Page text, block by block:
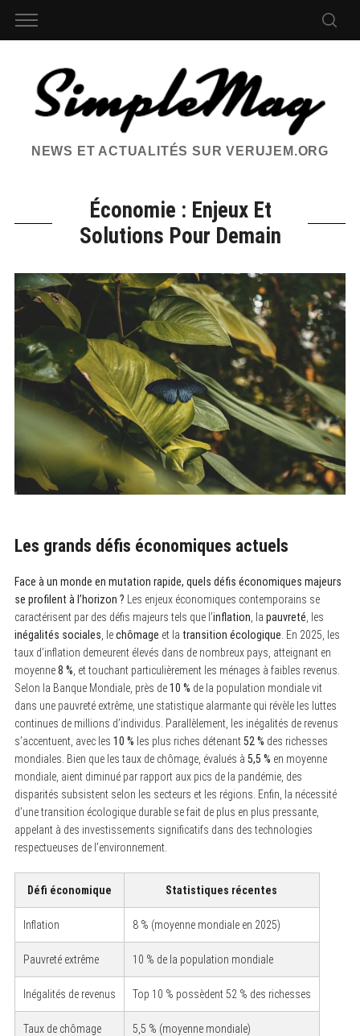
NEWS ET ACTUALITÉS SUR VERUJEM.ORG
Économie : Enjeux Et
Solutions Pour Demain
Les grands défis économiques actuels
Face à un monde en mutation rapide, quels défis économiques majeurs
se profilent à l’horizon ? Les enjeux économiques contemporains se
caractérisent par des défis majeurs tels que l’inflation , la pauvreté , les
inégalités sociales , lechômage et la transition écologique . En 2025, les
taux d’inflation demeurent élevés dans de nombreux pays, atteignant en
moyenne8 % , et touchant particulièrement les ménages à faibles revenus.
Selon la Banque Mondiale, près de10 % de la population mondiale vit
dans une pauvreté extrême, une statistique alarmante qui révèle les luttes
continues de millions d’individus. Parallèlement, les inégalités de revenus
s’accentuent, avec les 10 % les plus riches détenant52 % des richesses
mondiales. Bien que les taux de chômage, évalués à 5,5 % en moyenne
mondiale, aient diminué par rapport aux pics de la pandémie, des
disparités subsistent selon les secteurs et les régions. Enfin, la nécessité
d’une transition écologique durable se fait de plus en plus pressante,
appelant à des investissements significatifs dans des technologies
respectueuses de l’environnement.
Défi économique Statistiques récentes
Inflation 8 % (moyenne mondiale en 2025)
Pauvreté extrême 10 % de la population mondiale
Inégalités de revenus Top 10 % possèdent 52 % des richesses
Taux de chômage 5,5 % (moyenne mondiale)